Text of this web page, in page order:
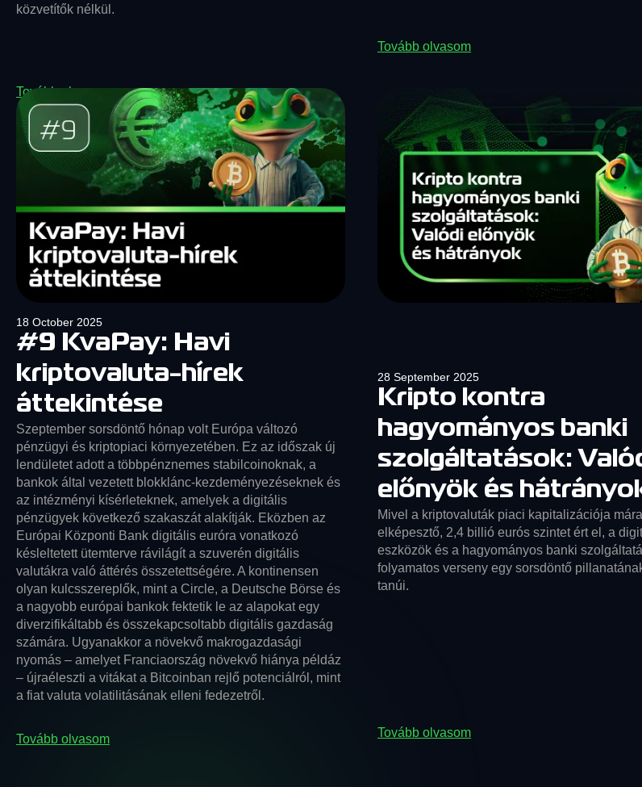
közvetítők nélkül.
Tovább olvasom
Tovább olvasom
18 October 2025
#9 KvaPay: Havi
kriptovaluta-hírek
áttekintése
Szeptember sorsdöntő hónap volt Európa változó
pénzügyi és kriptopiaci környezetében. Ez az időszak új
lendületet adott a többpénznemes stabilcoinoknak, a
bankok által vezetett blokklánc-kezdeményezéseknek és
az intézményi kísérleteknek, amelyek a digitális
pénzügyek következő szakaszát alakítják. Eközben az
Európai Központi Bank digitális euróra vonatkozó
késleltetett ütemterve rávilágít a szuverén digitális
valutákra való áttérés összetettségére. A kontinensen
olyan kulcsszereplők, mint a Circle, a Deutsche Börse és
a nagyobb európai bankok fektetik le az alapokat egy
diverzifikáltabb és összekapcsoltabb digitális gazdaság
számára. Ugyanakkor a növekvő makrogazdasági
nyomás – amelyet Franciaország növekvő hiánya példáz
– újraéleszti a vitákat a Bitcoinban rejlő potenciálról, mint
a fiat valuta volatilitásának elleni fedezetről.
Tovább olvasom
28 September 2025
Kripto kontra
hagyományos banki
szolgáltatások:
előnyök és
Mivel a kriptovaluták piaci kapitalizációja mára
elképesztő, 2,4 billió eurós szintet ért el, a
eszközök és a hagyományos banki
folyamatos verseny egy sorsdöntő
tanúi.
Tovább olvasom